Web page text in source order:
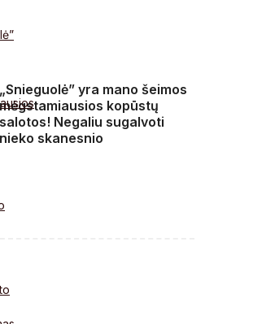
„Snieguolė” yra mano šeimos
mėgstamiausios kopūstų
salotos! Negaliu sugalvoti
nieko skanesnio